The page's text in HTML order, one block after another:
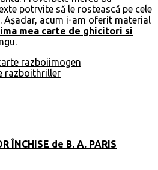
potrvite să le rostească pe cele
Așadar, acum i-am oferit material
mea carte de ghicitori si
razboiimogen
razboithriller
ÎNCHISE de B. A. PARIS